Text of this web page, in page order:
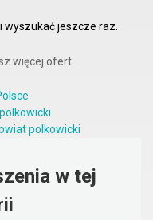
jeszcze raz.
więcej ofert:
polkowicki
w tej